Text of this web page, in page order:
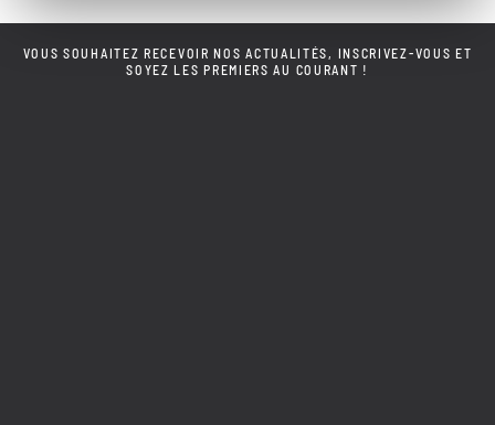
VOUS SOUHAITEZ RECEVOIR NOS ACTUALITÉS, INSCRIVEZ-VOUS ET
SOYEZ LES PREMIERS AU COURANT !